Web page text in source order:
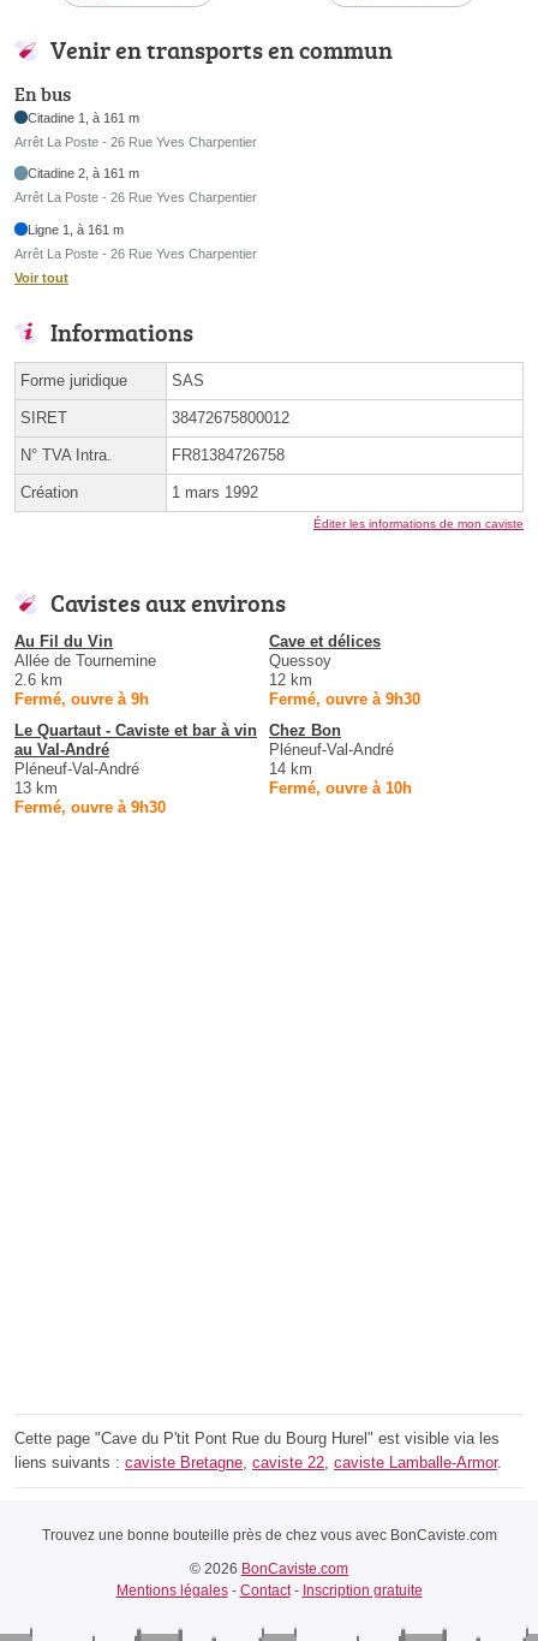
Venir en transports en commun
En bus
Citadine 1, à 161 m
Arrêt La Poste - 26 Rue Yves Charpentier
Citadine 2, à 161 m
Arrêt La Poste - 26 Rue Yves Charpentier
Ligne 1, à 161 m
Arrêt La Poste - 26 Rue Yves Charpentier
Voir tout
Informations
Forme juridique SAS
SIRET 38472675800012
N° TVA Intra. FR81384726758
Création 1 mars 1992
Éditer les informations de mon caviste
Cavistes aux environs
Au Fil du Vin
Allée de Tournemine
2.6 km
Fermé, ouvre à 9h
Cave et délices
Quessoy
12 km
Fermé, ouvre à 9h30
Le Quartaut - Caviste et bar à vin
au Val-André
Pléneuf-Val-André
13 km
Fermé, ouvre à 9h30
Chez Bon
Pléneuf-Val-André
14 km
Fermé, ouvre à 10h
Cette page "Cave du P'tit Pont Rue du Bourg Hurel" est visible via les
liens suivants : caviste Bretagne caviste 22 caviste Lamballe-Armor.
Trouvez une bonne bouteille près de chez vous avec BonCaviste.com
© 2026 BonCaviste.com
Mentions légales- Contact- Inscription gratuite